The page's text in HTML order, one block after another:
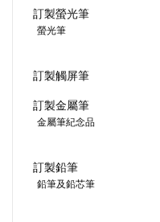
訂製螢光筆
螢光筆
訂製觸屏筆
訂製金屬筆
金屬筆紀念品
訂製鉛筆
鉛筆及鉛芯筆